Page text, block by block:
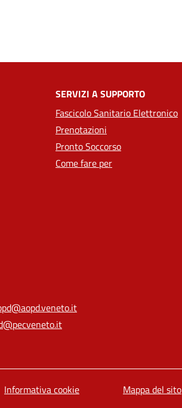
SERVIZI A SUPPORTO
Fascicolo Sanitario Elettronico
Prenotazioni
Pronto Soccorso
Come fare per
Informativa cookie Mappa del sito